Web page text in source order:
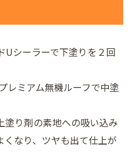
Uシーラーで下塗りを２回
レミアム無機ルーフで中塗
塗り剤の素地への吸い込み
くなり、ツヤも出て仕上が